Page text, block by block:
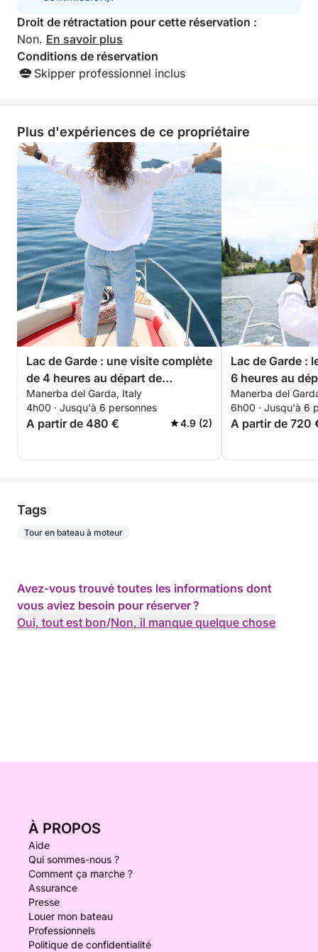
Droit de rétractation pour cette réservation :
Non. En savoir plus
Conditions de réservation
Skipper professionnel inclus
Plus d'expériences de ce propriétaire
Lac de Garde : une visite complète
de 4 heures au départ de
Manerba
Manerba del Garda, Italy
4h00 · Jusqu'à 6 personnes
A partir de 480 € 4.9 (2)
Lac de Garde :
6 heures au
une
Manerba del
6h00 · Jusqu'à 6
A partir de 720
Tags
Tour en bateau à moteur
Avez-vous trouvé toutes les informations dont
vous aviez besoin pour réserver ?
Oui, tout est bon/Non, il manque quelque chose
À PROPOS
Aide
Qui sommes-nous ?
Comment ça marche ?
Assurance
Presse
Louer mon bateau
Professionnels
Politique de confidentialité